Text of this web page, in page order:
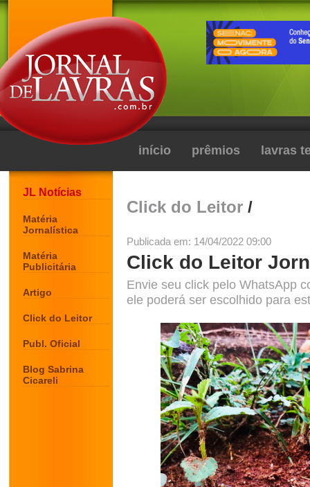
início prêmios lavras
JL Notícias
Matéria
Jornalística
Matéria
Publicitária
Artigo
Click do Leitor
Publ. Oficial
Blog Sabrina
Cicareli
Click do Leitor /
Publicada em: 14/04/2022 09:00
Click do Leitor
Envie seu click pelo WhatsApp
ele poderá ser escolhido para